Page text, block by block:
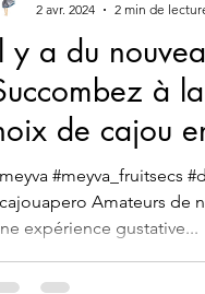
y a du
à
de cajou
de
#meyva_fruitsecs
Amateurs de
expérience gustative...
2 avr. 2024
2 min de